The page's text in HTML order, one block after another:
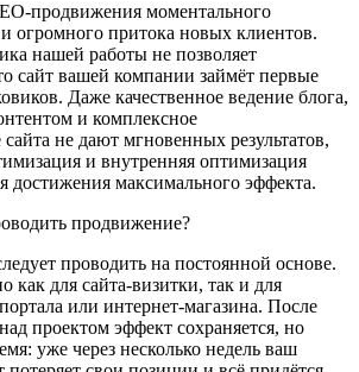
продвижения моментального
огромного притока новых клиентов.
нашей работы не позволяет
сайт вашей компании займёт первые
Даже качественное ведение блога,
и комплексное
не дают мгновенных результатов,
и внутренняя оптимизация
достижения максимального эффекта.
продвижение?
проводить на постоянной основе.
как для сайта-визитки, так и для
или интернет-магазина. После
проектом эффект сохраняется, но
уже через несколько недель ваш